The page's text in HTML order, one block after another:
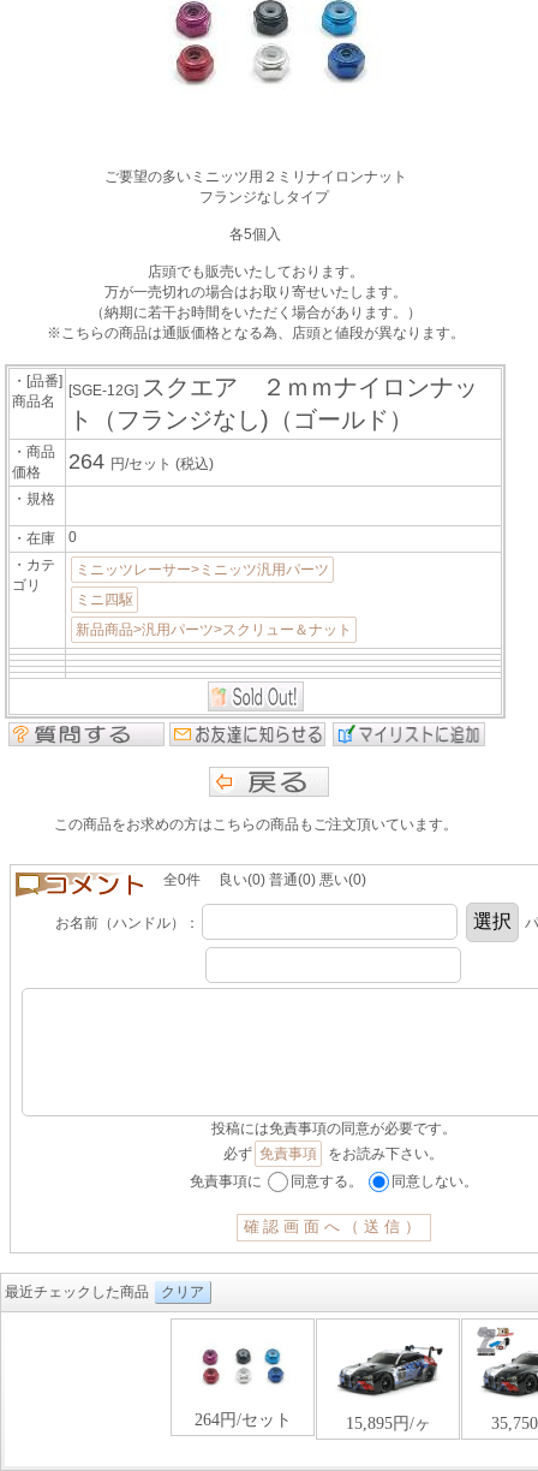
ご要望の多いミニッツ用２ミリナイロンナット
フランジなしタイプ
各5個入
店頭でも販売いたしております。
万が一売切れの場合はお取り寄せいたします。
（納期に若干お時間をいただく場合があります。）
※こちらの商品は通販価格となる為、店頭と値段が異なります。
・[品番]
商品名
[SGE-12G] スクエア ２ｍｍナイロンナッ
ト（フランジなし)（ゴールド）
・商品
価格
264 円/セット(税込)
・規格
・在庫
0
・カテ
ゴリ
ミニッツレーサー>ミニッツ汎用パーツ
ミニ四駆
新品商品>汎用パーツ>スクリュー＆ナット
この商品をお求めの方はこちらの商品もご注文頂いています。
全0件 良い(0) 普通(0) 悪い(0)
お名前（ハンドル）：
投稿には免責事項の同意が必要です。
必ず 免責事項
をお読み下さい。
免責事項に
同意する。 同意しない。
最近チェックした商品 クリア